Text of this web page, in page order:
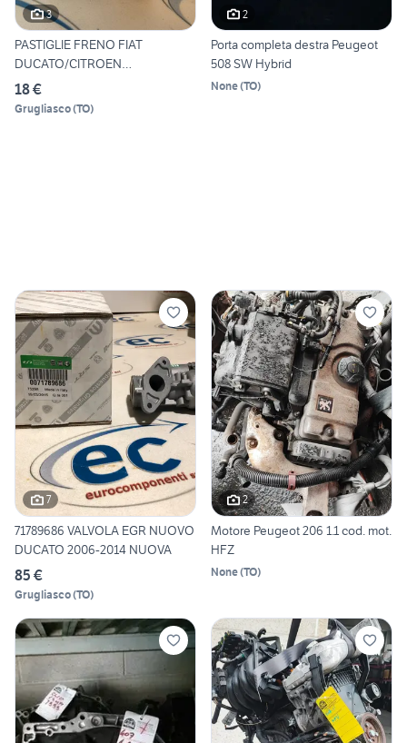
3
PASTIGLIE FRENO FIAT
DUCATO/CITROEN
JUMPER/PEUGEOT
18 €
Grugliasco(TO)
2
Porta completa destra Peugeot
508 SW Hybrid
None(TO)
7
71789686 VALVOLA EGR NUOVO
DUCATO 2006-2014 NUOVA
85 €
Grugliasco(TO)
2
Motore Peugeot 206 1.1 cod. mot.
HFZ
None(TO)